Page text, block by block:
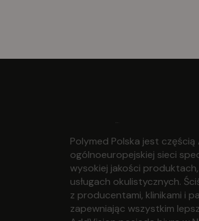
Polymed Polska jest częścią
ogólnoeuropejskiej sieci
wysokiej jakości
usługach okulistycznych.
z producentami, klinikami i
zapewniając wszystkim